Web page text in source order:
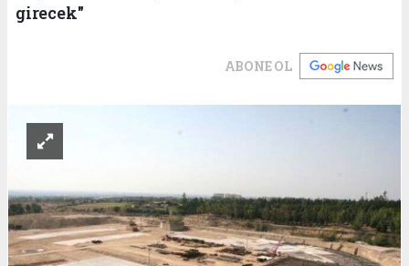
girecek"
ABONE OL